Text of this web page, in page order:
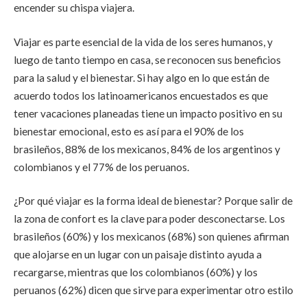
encender su chispa viajera.
Viajar es parte esencial de la vida de los seres humanos, y
luego de tanto tiempo en casa, se reconocen sus beneficios
para la salud y el bienestar. Si hay algo en lo que están de
acuerdo todos los latinoamericanos encuestados es que
tener vacaciones planeadas tiene un impacto positivo en su
bienestar emocional, esto es así para el 90% de los
brasileños, 88% de los mexicanos, 84% de los argentinos y
colombianos y el 77% de los peruanos.
¿Por qué viajar es la forma ideal de bienestar? Porque salir de
la zona de confort es la clave para poder desconectarse. Los
brasileños (60%) y los mexicanos (68%) son quienes afirman
que alojarse en un lugar con un paisaje distinto ayuda a
recargarse, mientras que los colombianos (60%) y los
peruanos (62%) dicen que sirve para experimentar otro estilo